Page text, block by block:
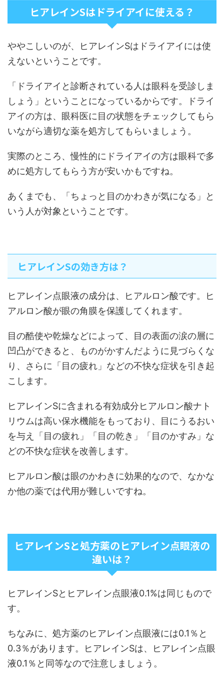
ヒアレインSはドライアイに使える？
ややこしいのが、ヒアレインSはドライアイには使
えないということです。
「ドライアイと診断されている人は眼科を受診しま
しょう」ということになっているからです。ドライ
アイの方は、眼科医に目の状態をチェックしてもら
いながら適切な薬を処方してもらいましょう。
実際のところ、慢性的にドライアイの方は眼科で多
めに処方してもらう方が安いかもですね。
あくまでも、「ちょっと目のかわきが気になる」と
いう人が対象ということです。
ヒアレインSの効き方は？
ヒアレイン点眼液の成分は、ヒアルロン酸です。ヒ
アルロン酸が眼の角膜を保護してくれます。
目の酷使や乾燥などによって、目の表面の涙の層に
凹凸ができると、ものがかすんだように見づらくな
り、さらに「目の疲れ」などの不快な症状を引き起
こします。
ヒアレインSに含まれる有効成分ヒアルロン酸ナト
リウムは高い保水機能をもっており、目にうるおい
を与え「目の疲れ」「目の乾き」「目のかすみ」な
どの不快な症状を改善します。
ヒアルロン酸は眼のかわきに効果的なので、なかな
か他の薬では代用が難しいですね。
ヒアレインSと処方薬のヒアレイン点眼液の
違いは？
ヒアレインSとヒアレイン点眼液0.1%は同じもので
す。
ちなみに、処方薬のヒアレイン点眼液には0.1％と
0.3％があります。ヒアレインSは、ヒアレイン点眼
液0.1％と同等なので注意しましょう。